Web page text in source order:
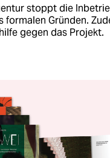
stoppt die
formalen Gründen.
gegen das Projekt.